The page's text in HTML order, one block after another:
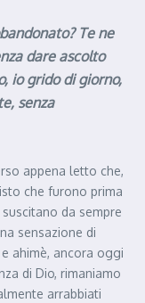
Te ne
dare ascolto
io grido di giorno,
senza
appena letto che,
che furono prima
da sempre
sensazione di
ahimè, ancora oggi
di Dio, rimaniamo
arrabbiati